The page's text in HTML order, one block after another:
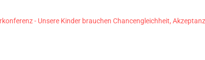
- Unsere Kinder brauchen Chancengleichheit,